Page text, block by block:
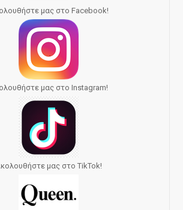
μας στο Facebook!
μας στο Instagram!
μας στο TikTok!